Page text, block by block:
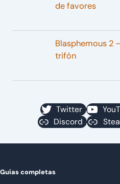
de favores
Blasphemous 2
trifón
Twitter
Discord
Guías completas